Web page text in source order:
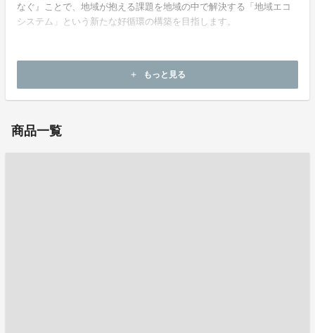
なぐ』ことで、地域が抱える課題を地域の中で解決する「地域エコ
システム」という新たな好循環の構築を目指します。
add もっと見る
商品一覧